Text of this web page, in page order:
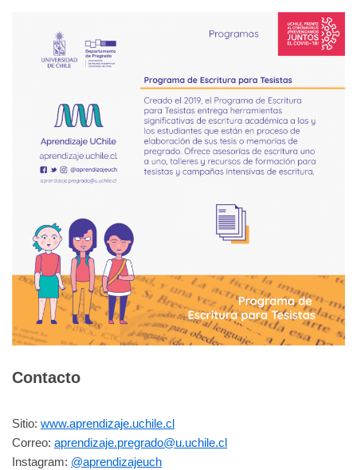
Contacto
Sitio: www.aprendizaje.uchile.cl
Correo: aprendizaje.pregrado@u.uchile.cl
Instagram: @aprendizajeuch